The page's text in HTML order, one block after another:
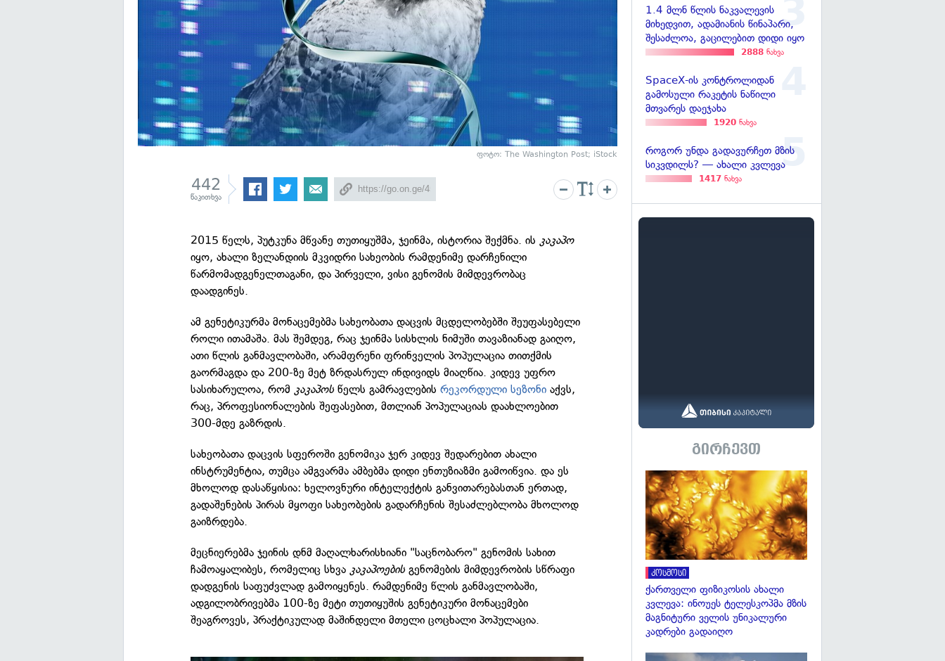
ფოტო: The Washington Post; iStock
442
წაკითხვა
2015 წელს, პუტკუნა მწვანე თუთიყუშმა, ჯეინმა, ისტორია შექმნა. ისკაკაპო
იყო, ახალი ზელანდიის მკვიდრი სახეობის რამდენიმე დარჩენილი
წარმომადგენელთაგანი, და პირველი, ვისი გენომის მიმდევრობაც
დაადგინეს.
ამ გენეტიკურმა მონაცემებმა სახეობათა დაცვის მცდელობებში შეუფასებელი
როლი ითამაშა. მას შემდეგ, რაც ჯეინმა სისხლის ნიმუში თავაზიანად გაიღო,
ათი წლის განმავლობაში, არამფრენი ფრინველის პოპულაცია თითქმის
გაორმაგდა და 200-ზე მეტ ზრდასრულ ინდივიდს მიაღწია. კიდევ უფრო
სასიხარულოა, რომკაკაპოსწელს გამრავლებისრეკორდული სეზონი აქვს,
რაც, პროფესიონალების შეფასებით, მთლიან პოპულაციას დაახლოებით
300-მდე გაზრდის.
სახეობათა დაცვის სფეროში გენომიკა ჯერ კიდევ შედარებით ახალი
ინსტრუმენტია, თუმცა ამგვარმა ამბებმა დიდი ენთუზიაზმი გამოიწვია. და ეს
მხოლოდ დასაწყისია: ხელოვნური ინტელექტის განვითარებასთან ერთად,
გადაშენების პირას მყოფი სახეობების გადარჩენის შესაძლებლობა მხოლოდ
გაიზრდება.
მეცნიერებმა ჯეინის დნმ მაღალხარისხიანი "საცნობარო" გენომის სახით
ჩამოაყალიბეს, რომელიც სხვაკაკაპოებისგენომების მიმდევრობის სწრაფი
დადგენის საფუძვლად გამოიყენეს. რამდენიმე წლის განმავლობაში,
ადგილობრივებმა 100-ზე მეტი თუთიყუშის გენეტიკური მონაცემები
შეაგროვეს, პრაქტიკულად მაშინდელი მთელი ცოცხალი პოპულაცია.
1.4 მლნ წლის ნაკვალევის
მიხედვით, ადამიანის წინაპარი,
შესაძლოა, გაცილებით დიდი იყო
2888 ნახვა
SpaceX-ის კონტროლიდან
გამოსული რაკეტის ნაწილი
მთვარეს დაეჯახა
1920 ნახვა
როგორ უნდა გადავურჩეთ მზის
სიკვდილს? — ახალი კვლევა
1417 ნახვა
გირჩევთ
კოსმოსი
ქართველი ფიზიკოსის ახალი
კვლევა: ინოუეს ტელესკოპმა მზის
მაგნიტური ველის უნიკალური
კადრები გადაიღო